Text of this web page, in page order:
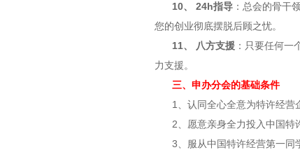
10、 24h指导 ：总会的骨干
您的创业彻底摆脱后顾之忧。
11、 八方支援 ：只要任何
力支援。
三、申办分会的基础条件
1、认同全心全意为特许经营
2、愿意亲身全力投入中国特
3、服从中国特许经营第一同